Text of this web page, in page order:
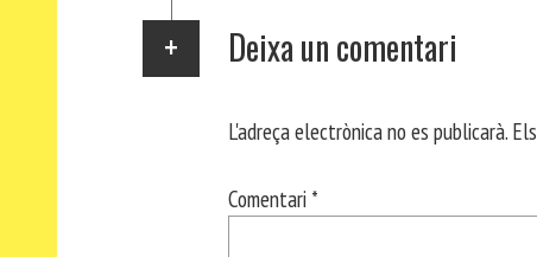
Deixa un comentari
L'adreça electrònica no es publicarà.
Comentari *